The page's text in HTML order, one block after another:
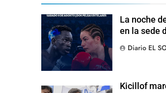
La noche
en la sede
Diario EL
Kicillof